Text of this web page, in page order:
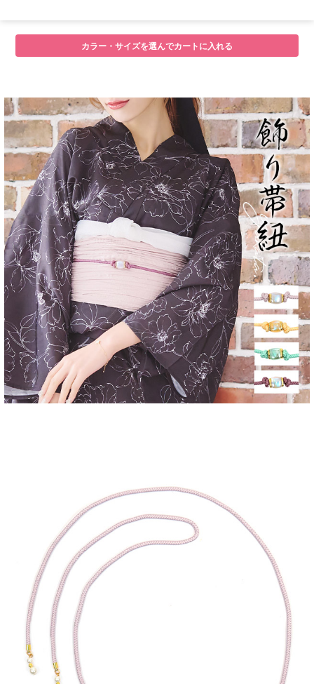
■注意事項
カラー・サイズを選んでカートに入れる